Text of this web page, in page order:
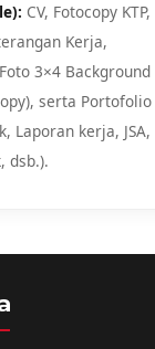
CV, Fotocopy KTP,
Kerja,
3×4 Background
serta Portofolio
Laporan kerja, JSA,
dsb.).